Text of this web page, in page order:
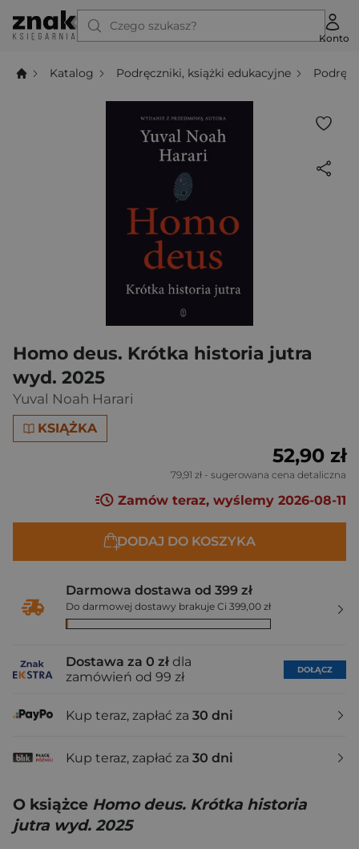
Czego szukasz?
Konto
Katalog Podręczniki, książki edukacyjne
Homo deus. Krótka historia jutra
wyd. 2025
Yuval Noah Harari
KSIĄŻKA
52,90 zł
79,91 zł - sugerowana cena detaliczna
Zamów teraz, wyślemy 2026-08-11
DODAJ DO KOSZYKA
Darmowa dostawa od 399 zł
Do darmowej dostawy brakuje Ci 399,00 zł
Dostawa za 0 zł dla
zamówień od 99 zł
DOŁĄCZ
Kup teraz, zapłać za 30 dni
Kup teraz, zapłać za 30 dni
O książce Homo deus. Krótka historia
jutra wyd. 2025